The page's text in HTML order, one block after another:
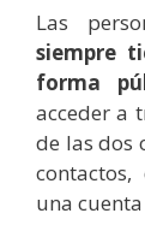
Las
siempre
forma
acceder a
de las dos
una